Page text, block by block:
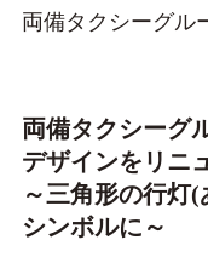
両備タクシーグル
両備タクシーグ
デザインをリニ
～三角形の行灯
シンボルに～